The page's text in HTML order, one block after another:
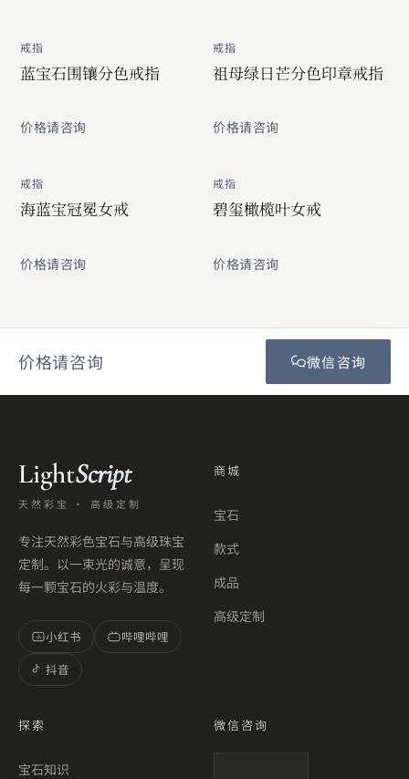
戒指
蓝宝石围镶分色戒指
价格请咨询
戒指
祖母绿日芒分色印章戒指
价格请咨询
戒指
海蓝宝冠冕女戒
价格请咨询
戒指
碧玺橄榄叶女戒
价格请咨询
价格请咨询 微信咨询
LightScript
天然彩宝 · 高级定制
专注天然彩色宝石与高级珠宝
定制。以一束光的诚意，呈现
每一颗宝石的火彩与温度。
小 小红书
哔哩哔哩
抖音
商城
宝石
款式
成品
高级定制
探索
宝石知识
微信咨询